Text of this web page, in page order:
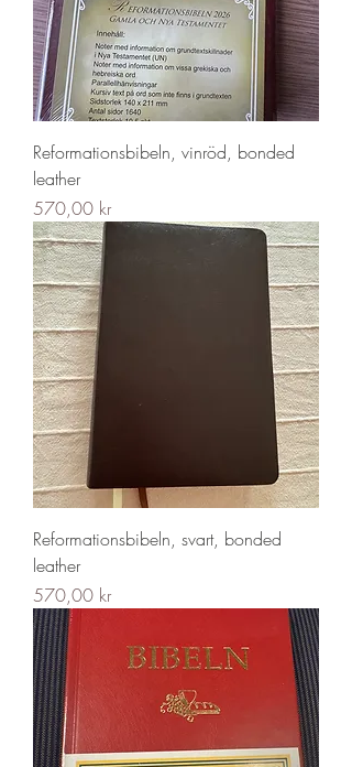
Reformationsbibeln, vinröd, bonded
leather
Pris
570,00 kr
Reformationsbibeln, svart, bonded
leather
Pris
570,00 kr